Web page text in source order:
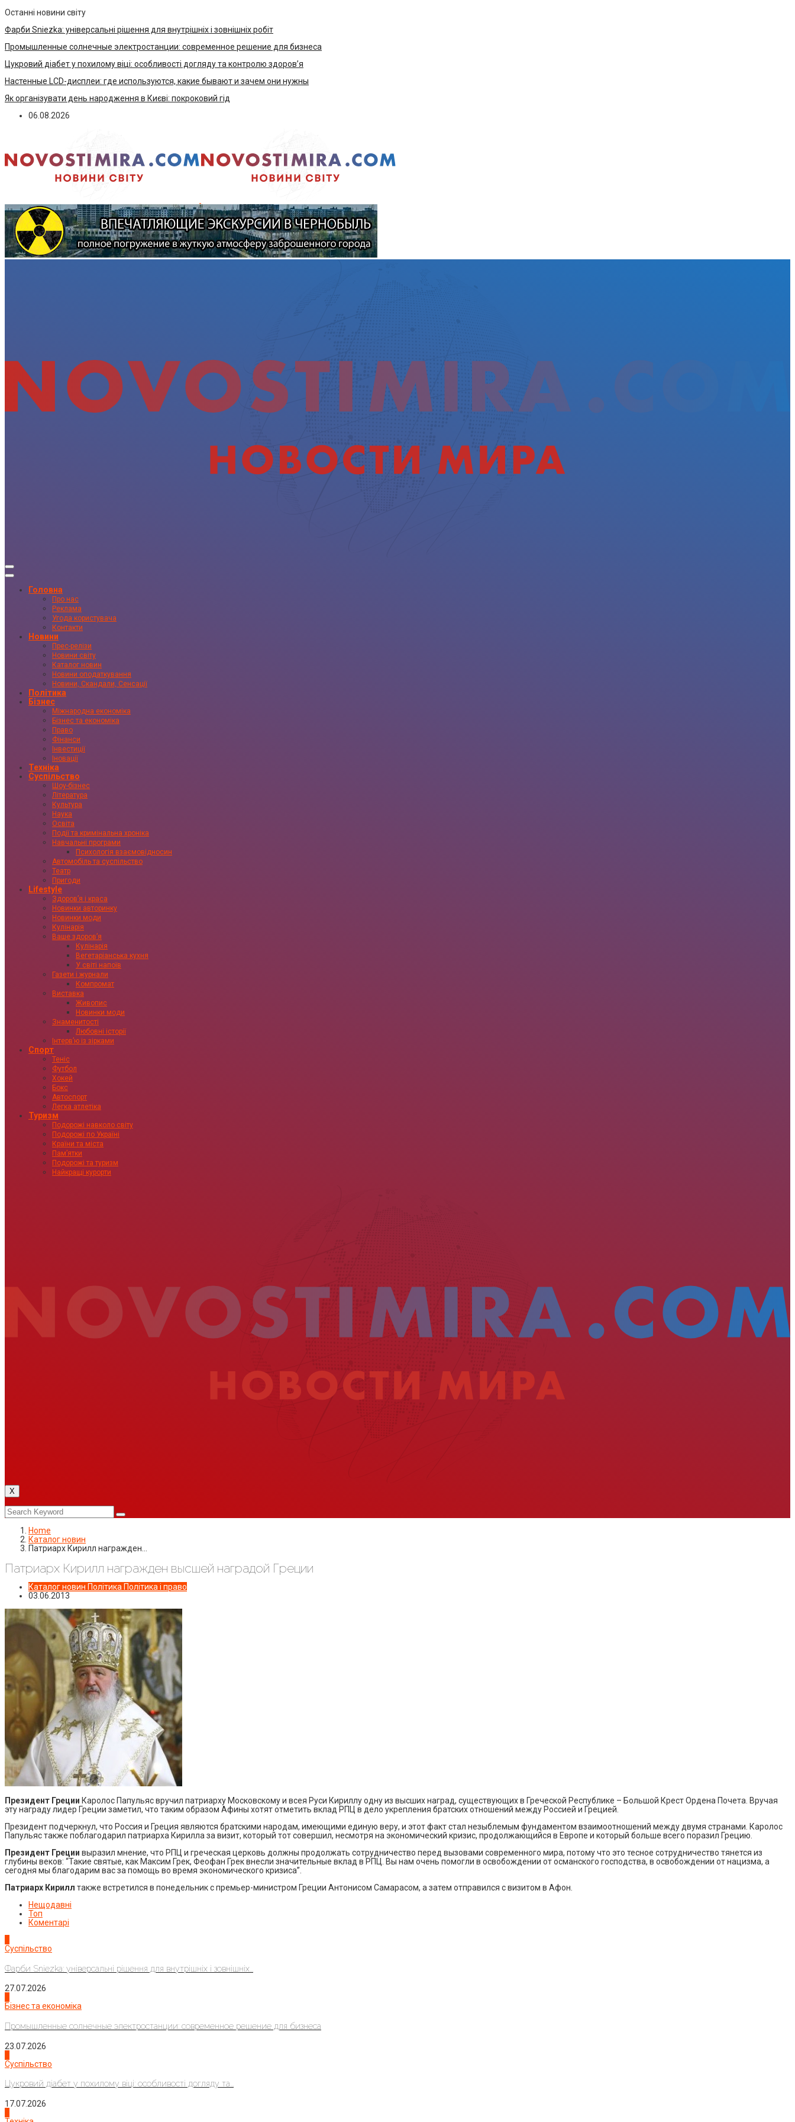
Останні новини світу
Фарби Sniezka: універсальні рішення для внутрішніх і зовнішніх робіт
Промышленные солнечные электростанции: современное решение для бизнеса
Цукровий діабет у похилому віці: особливості догляду та контролю здоров’я
Настенные LCD-дисплеи: где используются, какие бывают и зачем они нужны
Як організувати день народження в Києві: покроковий гід
06.08.2026
Головна
Про нас
Реклама
Угода користувача
Контакти
Новини
Прес-релізи
Новини світу
Каталог новин
Новини оподаткування
Новини, Скандали, Сенсації
Політика
Бізнес
Міжнародна економіка
Бізнес та економіка
Право
Фінанси
Інвестиції
Іновації
Техніка
Суспільство
Шоу-бізнес
Література
Культура
Наука
Освіта
Події та кримінальна хроніка
Навчальні програми
Психологія взаємовідносин
Автомобіль та суспільство
Театр
Пригоди
Lifestyle
Здоровʼя і краса
Новинки авторинку
Новинки моди
Кулінарія
Ваше здоровʼя
Кулінарія
Вегетаріанська кухня
У світі напоїв
Газети і журнали
Компромат
Виставка
Живопис
Новинки моди
Знаменитості
Любовні історії
Інтервʼю із зірками
Спорт
Теніс
Футбол
Хокей
Бокс
Автоспорт
Легка атлетіка
Туризм
Подорожі навколо світу
Подорожі по Україні
Країни та міста
Пам’ятки
Подорожі та туризм
Найкращі курорти
X
Home
Каталог новин
Патриарх Кирилл награжден…
Патриарх Кирилл награжден высшей наградой Греции
Каталог новин Політика Політика і право
03.06.2013
Президент Греции Каролос Папульяс вручил патриарху Московскому и всея Руси Кириллу одну из высших наград, существующих в Греческой Республике – Большой Крест Ордена Почета. Вручая
эту награду лидер Греции заметил, что таким образом Афины хотят отметить вклад РПЦ в дело укрепления братских отношений между Россией и Грецией.
Президент подчеркнул, что Россия и Греция являются братскими народам, имеющими единую веру, и этот факт стал незыблемым фундаментом взаимоотношений между двумя странами. Каролос
Папульяс также поблагодарил патриарха Кирилла за визит, который тот совершил, несмотря на экономический кризис, продолжающийся в Европе и который больше всего поразил Грецию.
Президент Греции выразил мнение, что РПЦ и греческая церковь должны продолжать сотрудничество перед вызовами современного мира, потому что это тесное сотрудничество тянется из
глубины веков: “Такие святые, как Максим Грек, Феофан Грек внесли значительные вклад в РПЦ. Вы нам очень помогли в освобождении от османского господства, в освобождении от нацизма, а
сегодня мы благодарим вас за помощь во время экономического кризиса”.
Патриарх Кирилл также встретился в понедельник с премьер-министром Греции Антонисом Самарасом, а затем отправился с визитом в Афон.
Нещодавні
Топ
Коментарі
Суспільство
Фарби Sniezka: універсальні рішення для внутрішніх і зовнішніх...
27.07.2026
Бізнес та економіка
Промышленные солнечные электростанции: современное решение для бизнеса
23.07.2026
Суспільство
Цукровий діабет у похилому віці: особливості догляду та...
17.07.2026